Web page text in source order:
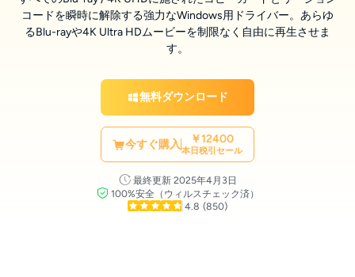
コードを瞬時に解除する強力なWindows用ドライバー。あらゆ
るBlu-rayや4K Ultra HDムービーを制限なく自由に再生させま
す。
無料ダウンロード
今すぐ購入 ￥12400
本日税引セール
最終更新 2025年4月3日
100%安全（ウィルスチェック済）
4.8 (850)